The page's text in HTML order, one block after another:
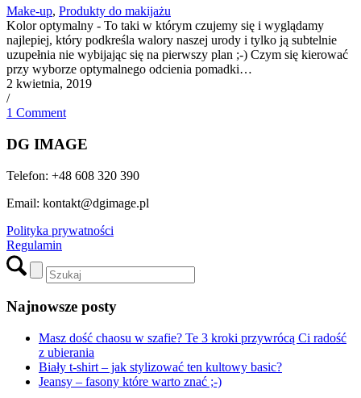
Make-up, Produkty do makijażu
Kolor optymalny - To taki w którym czujemy się i wyglądamy
najlepiej, który podkreśla walory naszej urody i tylko ją subtelnie
uzupełnia nie wybijając się na pierwszy plan ;-) Czym się kierować
przy wyborze optymalnego odcienia pomadki…
2 kwietnia, 2019
/
1 Comment
DG IMAGE
Telefon: +48 608 320 390
Email: kontakt@dgimage.pl
Polityka prywatności
Regulamin
Najnowsze posty
Masz dość chaosu w szafie? Te 3 kroki przywrócą Ci radość
z ubierania
Biały t-shirt – jak stylizować ten kultowy basic?
Jeansy – fasony które warto znać ;-)